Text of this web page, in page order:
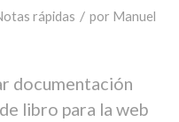
rápidas / por Manuel
documentación
libro para la web